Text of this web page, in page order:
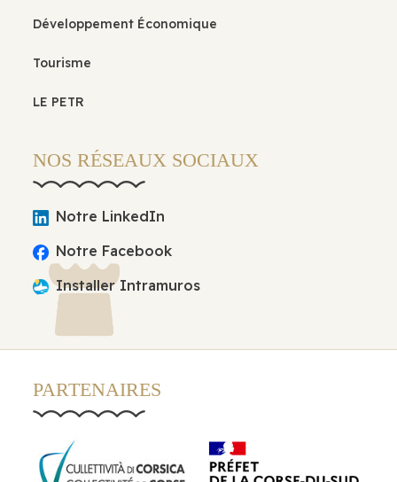
Développement Économique
Tourisme
LE PETR
NOS RÉSEAUX SOCIAUX
Notre LinkedIn
Notre Facebook
Installer Intramuros
PARTENAIRES